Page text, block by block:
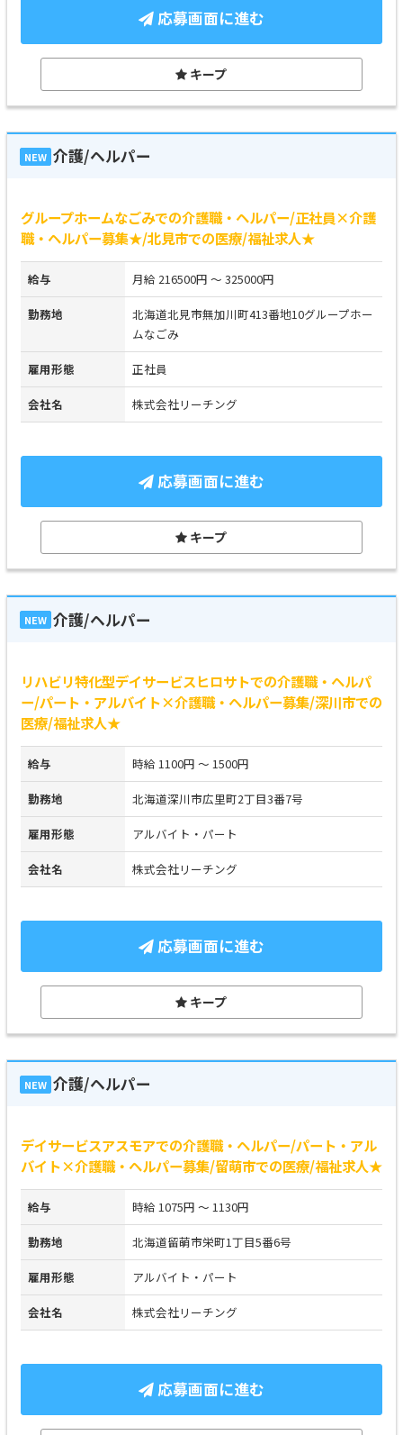
応募画面に進む
キープ
NEW 介護/ヘルパー
グループホームなごみでの介護職・ヘルパー/正社員×介護
職・ヘルパー募集★/北見市での医療/福祉求人★
給与 月給 216500円 ～ 325000円
勤務地
北海道北見市無加川町413番地10グループホー
ムなごみ
雇用形態 正社員
会社名 株式会社リーチング
応募画面に進む
キープ
NEW 介護/ヘルパー
リハビリ特化型デイサービスヒロサトでの介護職・ヘルパ
ー/パート・アルバイト×介護職・ヘルパー募集/深川市での
医療/福祉求人★
給与 時給 1100円 ～ 1500円
勤務地 北海道深川市広里町2丁目3番7号
雇用形態 アルバイト・パート
会社名 株式会社リーチング
応募画面に進む
キープ
NEW 介護/ヘルパー
デイサービスアスモアでの介護職・ヘルパー/パート・アル
バイト×介護職・ヘルパー募集/留萌市での医療/福祉求人★
給与 時給 1075円 ～ 1130円
勤務地 北海道留萌市栄町1丁目5番6号
雇用形態 アルバイト・パート
会社名 株式会社リーチング
応募画面に進む